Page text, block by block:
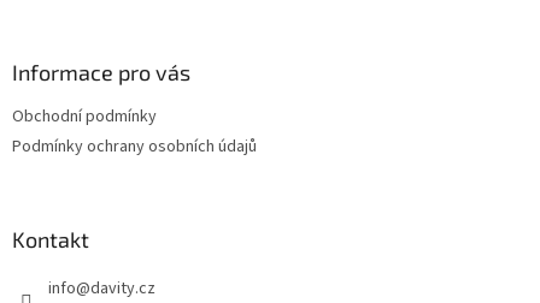
Informace pro vás
Obchodní podmínky
Podmínky ochrany osobních údajů
Kontakt
info@davity.cz